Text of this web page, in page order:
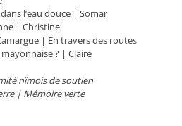
l’eau douce | Somar
| Christine
| En travers des routes
? | Claire
nîmois de soutien
| Mémoire verte